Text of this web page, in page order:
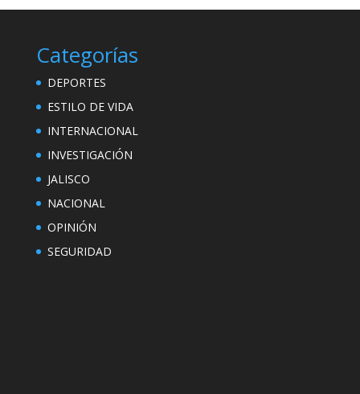
Categorías
DEPORTES
ESTILO DE VIDA
INTERNACIONAL
INVESTIGACIÓN
JALISCO
NACIONAL
OPINIÓN
SEGURIDAD